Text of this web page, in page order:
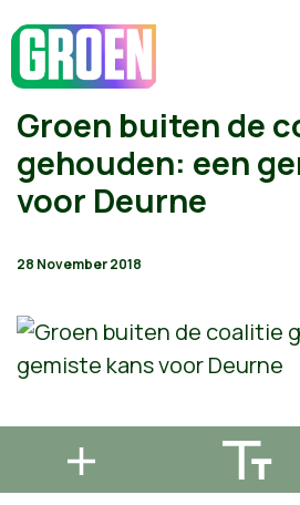
Groen buiten de
gehouden: een
voor Deurne
28 November 2018